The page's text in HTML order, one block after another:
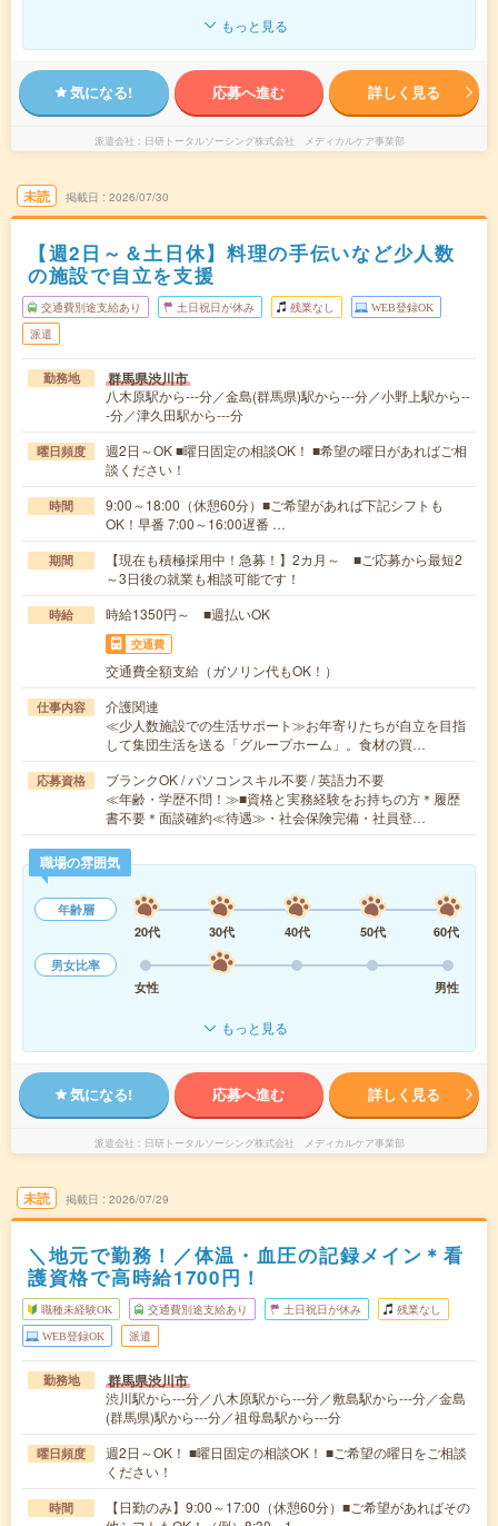
もっと見る
気になる! 応募へ進む 詳しく見る
派遣会社 日研トータルソーシング株式会社 メディカルケア事業部
未読 掲載日 2026/07/30
【週2日～＆土日休】料理の手伝いなど少人数
の施設で自立を支援
交通費別途支給あり 土日祝日が休み 残業なし WEB登録OK
派遣
勤務地 群馬県渋川市
八木原駅から---分／金島(群馬県)駅から---分／小野上駅から--
-分／津久田駅から---分
曜日頻度
週2日～OK ■曜日固定の相談OK！ ■希望の曜日があればご相
談ください！
時間
9:00～18:00（休憩60分）■ご希望があれば下記シフトも
OK！早番 7:00～16:00遅番 …
期間
【現在も積極採用中！急募！】2カ月～ ■ご応募から最短2
～3日後の就業も相談可能です！
時給 時給1350円～ ■週払いOK
交通費
交通費全額支給（ガソリン代もOK！）
仕事内容
介護関連
≪少人数施設での生活サポート≫お年寄りたちが自立を目指
して集団生活を送る「グループホーム」。食材の買…
応募資格
ブランクOK / パソコンスキル不要 / 英語力不要
≪年齢・学歴不問！≫■資格と実務経験をお持ちの方＊履歴
書不要＊面談確約≪待遇≫・社会保険完備・社員登…
職場の雰囲気
年齢層
20代
30代 40代 50代
60代
男女比率
女性
男性
もっと見る
気になる! 応募へ進む 詳しく見る
派遣会社 日研トータルソーシング株式会社 メディカルケア事業部
未読 掲載日 2026/07/29
＼地元で勤務！／体温・血圧の記録メイン＊看
護資格で高時給1700円！
職種未経験OK 交通費別途支給あり 土日祝日が休み 残業なし
WEB登録OK 派遣
勤務地 群馬県渋川市
渋川駅から---分／八木原駅から---分／敷島駅から---分／金島
(群馬県)駅から---分／祖母島駅から---分
曜日頻度
週2日～OK！ ■曜日固定の相談OK！ ■ご希望の曜日をご相談
ください！
時間
【日勤のみ】9:00～17:00（休憩60分）■ご希望があればその